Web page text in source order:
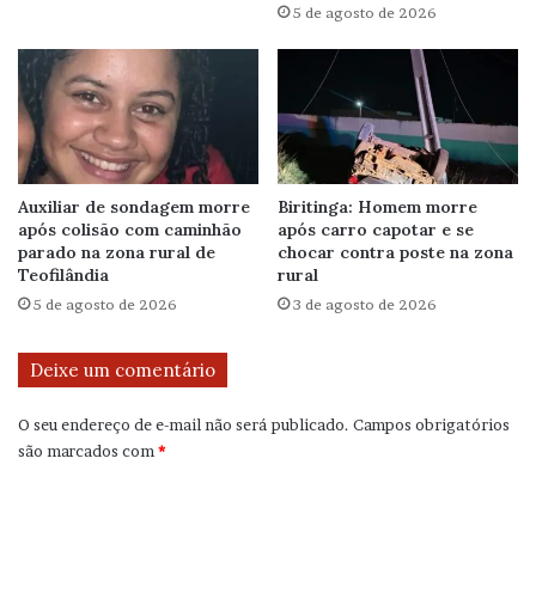
5 de agosto de 2026
Auxiliar de sondagem morre
após colisão com caminhão
parado na zona rural de
Teofilândia
5 de agosto de 2026
Biritinga: Homem morre
após carro capotar e se
chocar contra poste na zona
rural
3 de agosto de 2026
Deixe um comentário
O seu endereço de e-mail não será publicado. Campos obrigatórios
são marcados com*